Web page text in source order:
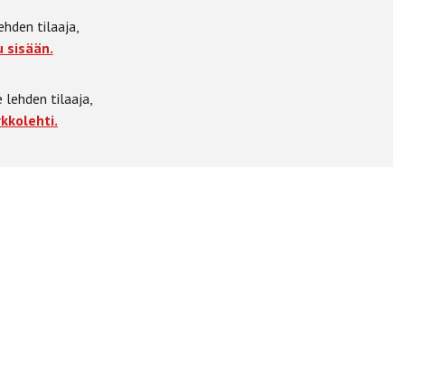
tilaaja,
sisään.
tilaaja,